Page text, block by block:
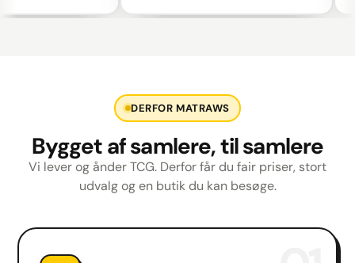
DERFOR MATRAWS
Bygget af samlere, til samlere
Vi lever og ånder TCG. Derfor får du fair priser, stort
udvalg og en butik du kan besøge.